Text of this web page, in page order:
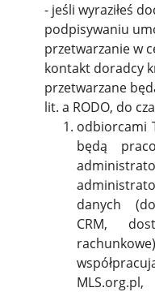
- jeśli wyraziłeś
podpisywaniu
przetwarzanie w
kontakt doradcy
przetwarzane
lit. a RODO, do
odbiorcami
będą
danych
CRM,